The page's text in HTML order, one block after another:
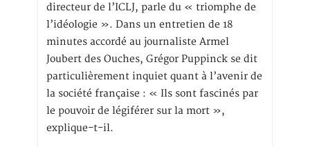
directeur de l’ICLJ, parle du « triomphe de
l’idéologie ». Dans un entretien de 18
minutes accordé au journaliste Armel
Joubert des Ouches, Grégor Puppinck se dit
particulièrement inquiet quant à l’avenir de
la société française : « Ils sont fascinés par
le pouvoir de légiférer sur la mort »,
explique-t-il.